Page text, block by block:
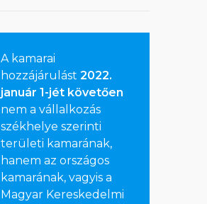
A kamarai
hozzájárulást 2022.
január 1-jét követően
nem a vállalkozás
székhelye szerinti
területi kamarának,
hanem az országos
kamarának, vagyis a
Magyar Kereskedelmi